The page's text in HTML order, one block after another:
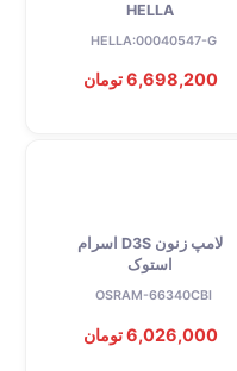
HELLA
HELLA:00040547-G
6,698,200 تومان
لامپ زنون D3S اسرام
استوک
OSRAM-66340CBI
6,026,000 تومان